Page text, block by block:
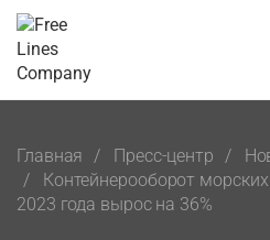
Главная Пресс-центр
Контейнерооборот
2023 года вырос на 36%